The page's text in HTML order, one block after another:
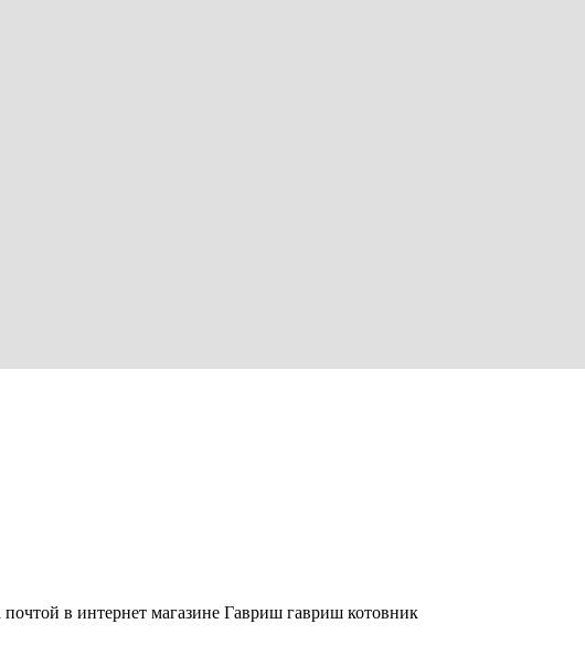
в интернет магазине Гавриш гавриш котовник